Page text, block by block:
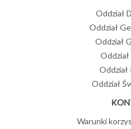
Oddział
Oddział
Oddział
Oddział
Oddział
Warunki